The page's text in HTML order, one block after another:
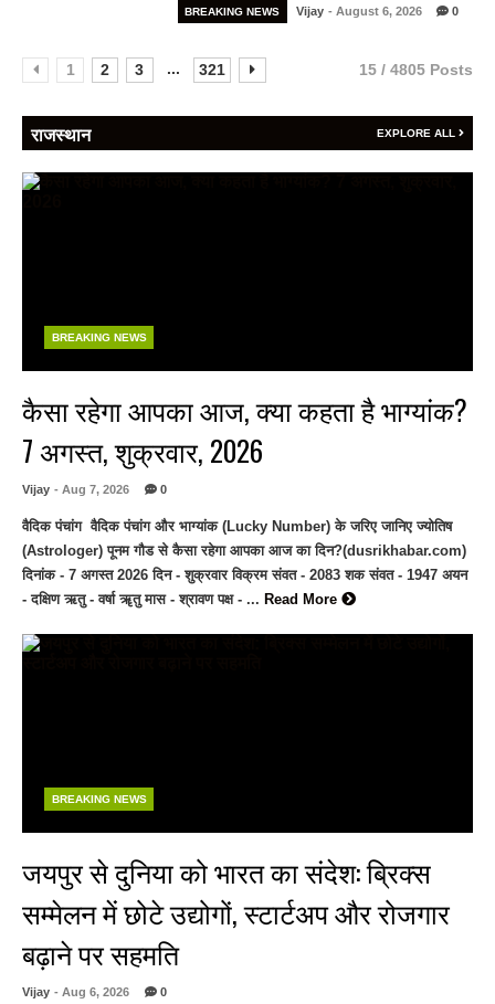
BREAKING NEWS Vijay - August 6, 2026 0
1 2 3 ... 321 15 / 4805 Posts
राजस्थान EXPLORE ALL
BREAKING NEWS
कैसा रहेगा आपका आज, क्या कहता है भाग्यांक?
7 अगस्त, शुक्रवार, 2026
Vijay - Aug 7, 2026 0
वैदिक पंचांग वैदिक पंचांग और भाग्यांक (Lucky Number) के जरिए जानिए ज्योतिष
(Astrologer) पूनम गौड से कैसा रहेगा आपका आज का दिन?(dusrikhabar.com)
दिनांक - 7 अगस्त 2026 दिन - शुक्रवार विक्रम संवत - 2083 शक संवत - 1947 अयन
- दक्षिण ऋतु - वर्षा ॠतु मास - श्रावण पक्ष - ... Read More
BREAKING NEWS
जयपुर से दुनिया को भारत का संदेश: ब्रिक्स
सम्मेलन में छोटे उद्योगों, स्टार्टअप और रोजगार
बढ़ाने पर सहमति
Vijay - Aug 6, 2026 0